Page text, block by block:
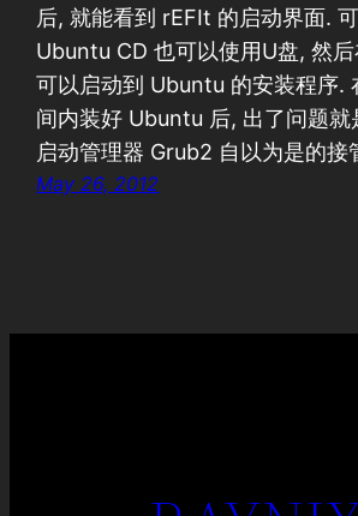
后, 就能看到 rEFIt 的启动界面.
Ubuntu CD 也可以使用U盘, 然
可以启动到 Ubuntu 的安装程序.
间内装好 Ubuntu 后, 出了问题
启动管理器 Grub2 自以为是的接
May 26, 2012